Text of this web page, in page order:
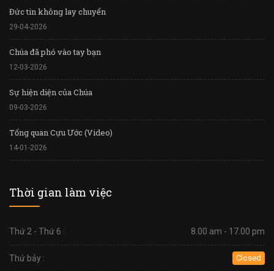
Đức tin không lay chuyển
29-04-2026
Chúa đã phó vào tay bạn
12-03-2026
Sự hiện diện của Chúa
09-03-2026
Tổng quan Cựu Ước (Video)
14-01-2026
Thời gian làm việc
Thứ 2 - Thứ 6 : 8.00 am - 17.00 pm
Thứ bảy : Closed